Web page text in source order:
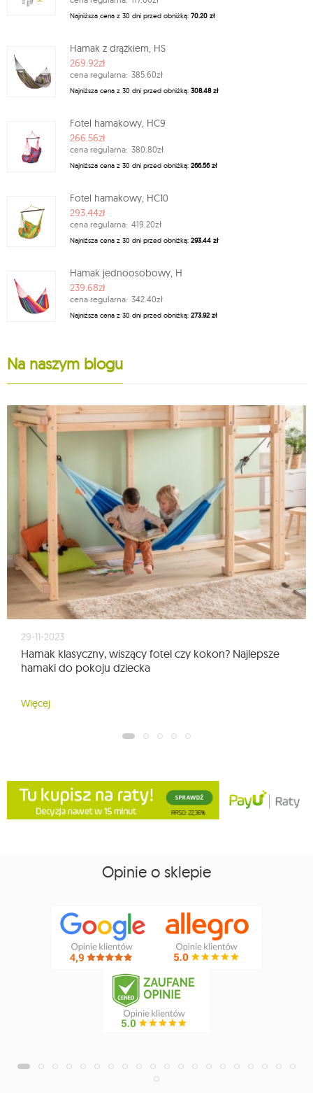
Najniższa cena z 30 dni przed obniżką: 70.20 zł
Hamak z drążkiem, HS
269.92zł
cena regularna: 385.60zł
Najniższa cena z 30 dni przed obniżką: 308.48 zł
Fotel hamakowy, HC9
266.56zł
cena regularna: 380.80zł
Najniższa cena z 30 dni przed obniżką: 266.56 zł
Fotel hamakowy, HC10
293.44zł
cena regularna: 419.20zł
Najniższa cena z 30 dni przed obniżką: 293.44 zł
Hamak jednoosobowy, H
239.68zł
cena regularna: 342.40zł
Najniższa cena z 30 dni przed obniżką: 273.92 zł
Na naszym blogu
29-11-2023
Hamak klasyczny, wiszący fotel czy kokon? Najlepsze
hamaki do pokoju dziecka
Więcej
Opinie o sklepie